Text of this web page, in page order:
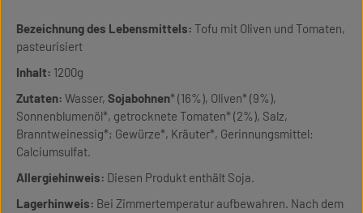
Bezeichnung des Lebensmittels: Tofu mit Oliven und Tomaten,
pasteurisiert
Inhalt: 1200g
Zutaten: Wasser, Sojabohnen* (16%), Oliven* (9%),
Sonnenblumenöl*, getrocknete Tomaten* (2%), Salz,
Branntweinessig*; Gewürze*, Kräuter*, Gerinnungsmittel:
Calciumsulfat.
Allergiehinweis: Diesen Produkt enthält Soja.
Lagerhinweis: Bei Zimmertemperatur aufbewahren. Nach dem